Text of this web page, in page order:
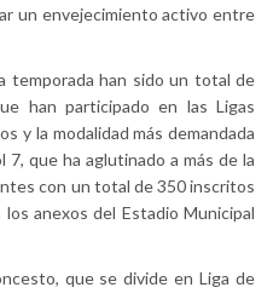
un envejecimiento activo entre
temporada han sido un total de
han participado en las Ligas
y la modalidad más demandada
que ha aglutinado a más de la
con un total de 350 inscritos
anexos del Estadio Municipal
que se divide en Liga de